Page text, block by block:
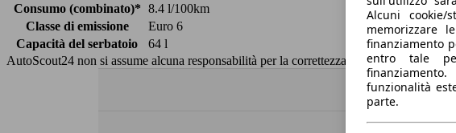
Consumo (combinato)* 8.4 l/100km
Classe di emissione
Euro 6
Capacità del serbatoio
64 l
AutoScout24 non si assume alcuna responsabilità per la correttezza dei dati.
Alcuni
memorizzare
finanziamento
entro tale
funzionalità
parte.